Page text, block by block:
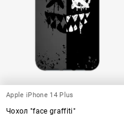
Apple iPhone 14 Plus
Чохол "face graffiti"